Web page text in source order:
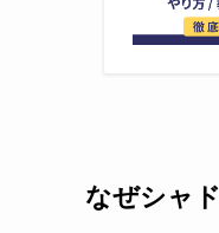
なぜシャ